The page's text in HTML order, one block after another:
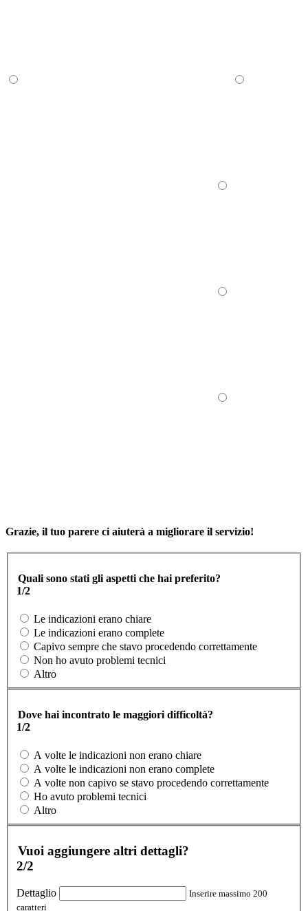
Grazie, il tuo parere ci aiuterà a migliorare il servizio!
Quali sono stati gli aspetti che hai preferito?
1/2
Le indicazioni erano chiare
Le indicazioni erano complete
Capivo sempre che stavo procedendo correttamente
Non ho avuto problemi tecnici
Altro
Dove hai incontrato le maggiori difficoltà?
1/2
A volte le indicazioni non erano chiare
A volte le indicazioni non erano complete
A volte non capivo se stavo procedendo correttamente
Ho avuto problemi tecnici
Altro
Vuoi aggiungere altri dettagli?
2/2
Dettaglio
Inserire massimo 200
caratteri